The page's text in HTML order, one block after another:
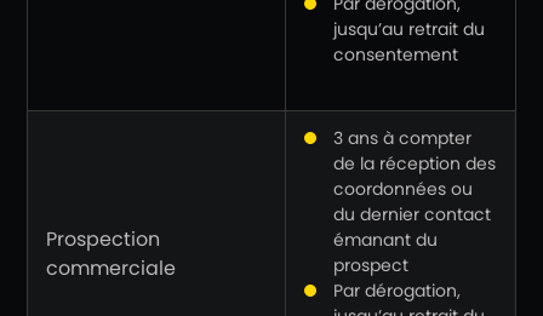
jusqu’au retrait du
consentement
Prospection
commerciale
3 ans à compter
de la réception des
coordonnées ou
du dernier contact
émanant du
prospect
Par dérogation,